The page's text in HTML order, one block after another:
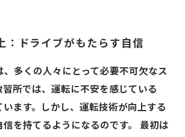
：ドライブがもたらす自信
、多くの人々にとって必要不可欠なス
習所では、運転に不安を感じている
ます。しかし、運転技術が向上する
信を持てるようになるのです。 最初は